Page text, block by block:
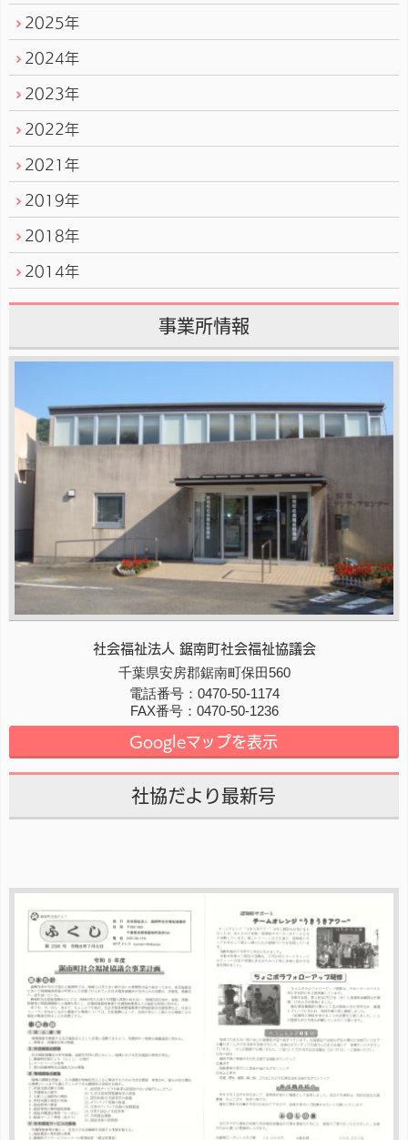
2025年
2024年
2023年
2022年
2021年
2019年
2018年
2014年
事業所情報
社会福祉法人 鋸南町社会福祉協議会
〒299-1902
千葉県安房郡鋸南町保田560
電話番号： 0470-50-1174
FAX番号： 0470-50-1236
Googleマップを表示
社協だより最新号